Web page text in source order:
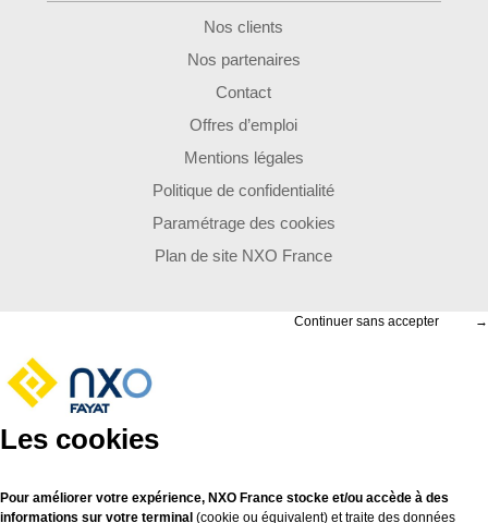
Nos clients
Nos partenaires
Contact
Offres d’emploi
Mentions légales
Politique de confidentialité
Paramétrage des cookies
Plan de site NXO France
Continuer sans accepter →
Les cookies
Pour améliorer votre expérience, NXO France stocke et/ou accède à des
informations sur votre terminal (cookie ou équivalent) et traite des données